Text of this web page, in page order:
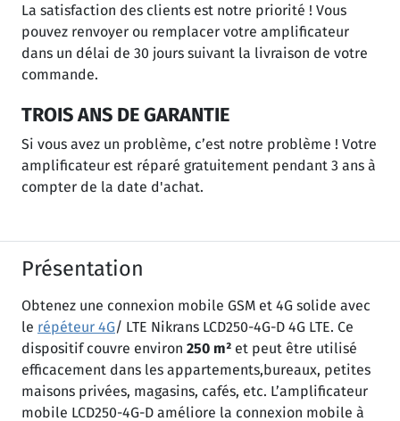
La satisfaction des clients est notre priorité ! Vous
pouvez renvoyer ou remplacer votre amplificateur
dans un délai de 30 jours suivant la livraison de votre
commande.
TROIS ANS DE GARANTIE
Si vous avez un problème, c’est notre problème ! Votre
amplificateur est réparé gratuitement pendant 3 ans à
compter de la date d'achat.
Présentation
Obtenez une connexion mobile GSM et 4G solide avec
le répéteur 4G/ LTE Nikrans LCD250-4G-D 4G LTE. Ce
dispositif couvre environ 250 m² et peut être utilisé
efficacement dans les appartements,bureaux, petites
maisons privées, magasins, cafés, etc. L’amplificateur
mobile LCD250-4G-D améliore la connexion mobile à